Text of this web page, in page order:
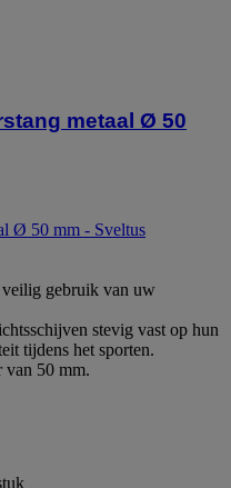
metaal Ø 50
Ø 50 mm - Sveltus
veilig gebruik van uw
stevig vast op hun
tijdens het sporten.
van 50 mm.